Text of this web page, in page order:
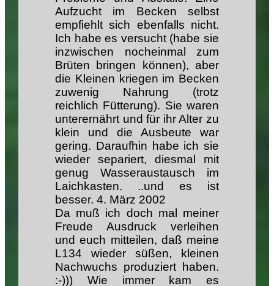
Aufzucht im Becken selbst
empfiehlt sich ebenfalls nicht.
Ich habe es versucht (habe sie
inzwischen nocheinmal zum
Brüten bringen können), aber
die Kleinen kriegen im Becken
zuwenig Nahrung (trotz
reichlich Fütterung). Sie waren
unterernährt und für ihr Alter zu
klein und die Ausbeute war
gering. Daraufhin habe ich sie
wieder separiert, diesmal mit
genug Wasseraustausch im
Laichkasten. ..und es ist
besser.4. März 2002
Da muß ich doch mal meiner
Freude Ausdruck verleihen
und euch mitteilen, daß meine
L134 wieder süßen, kleinen
Nachwuchs produziert haben.
:-))) Wie immer kam es